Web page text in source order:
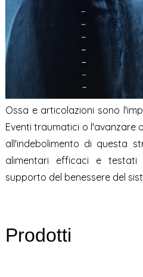
Ossa e articolazioni sono
Eventi traumatici o l'avanzare
all'indebolimento di questa
alimentari efficaci e testati
supporto del benessere del
Prodotti